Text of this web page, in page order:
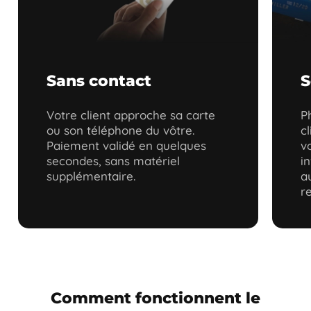
Sans contact
Votre client approche sa carte
ou son téléphone du vôtre.
Paiement validé en quelques
secondes, sans matériel
supplémentaire.
Comment fonctionnent le